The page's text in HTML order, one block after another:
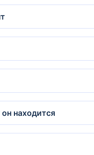
находится